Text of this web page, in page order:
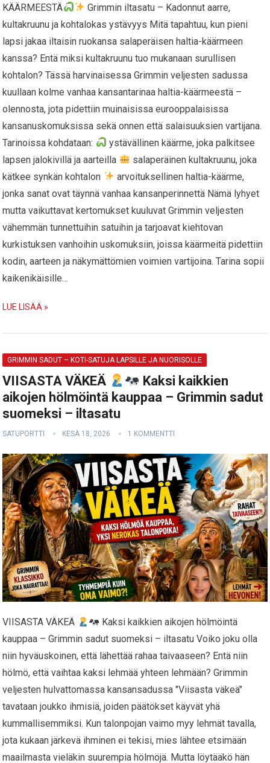
KÄÄRMEESTÄ
Grimmin iltasatu – Kadonnut aarre,
kultakruunu ja kohtalokas ystävyys Mitä tapahtuu, kun pieni
lapsi jakaa iltaisin ruokansa salaperäisen haltia-käärmeen
kanssa? Entä miksi kultakruunu tuo mukanaan surullisen
kohtalon? Tässä harvinaisessa Grimmin veljesten sadussa
kuullaan kolme vanhaa kansantarinaa haltia-käärmeestä –
olennosta, jota pidettiin muinaisissa eurooppalaisissa
kansanuskomuksissa sekä onnen että salaisuuksien vartijana.
Tarinoissa kohdataan:
ystävällinen käärme, joka palkitsee
lapsen jalokivillä ja aarteilla
salaperäinen kultakruunu, joka
kätkee synkän kohtalon
arvoituksellinen haltia-käärme,
jonka sanat ovat täynnä vanhaa kansanperinnettä Nämä lyhyet
mutta vaikuttavat kertomukset kuuluvat Grimmin veljesten
vähemmän tunnettuihin satuihin ja tarjoavat kiehtovan
kurkistuksen vanhoihin uskomuksiin, joissa käärmeitä pidettiin
kodin, aarteen ja näkymättömien voimien vartijoina. Tarina sopii
kaikenikäisille…
LUE LISÄÄ »
GRIMMIN SADUT – KOTI-SATUJA LAPSILLE JA NUORISOLLE
VIISASTA VÄKEÄ
Kaksi kaikkien
aikojen hölmöintä kauppaa – Grimmin sadut
suomeksi – iltasatu
SATUPORTTI KESÄ 18, 2026 1 KOMMENTTI
VIISASTA VÄKEÄ
Kaksi kaikkien aikojen hölmöintä
kauppaa – Grimmin sadut suomeksi – iltasatu Voiko joku olla
niin hyväuskoinen, että lähettää rahaa taivaaseen? Entä niin
hölmö, että vaihtaa kaksi lehmää yhteen lehmään? Grimmin
veljesten hulvattomassa kansansadussa "Viisasta väkeä"
tavataan joukko ihmisiä, joiden päätökset käyvät yhä
kummallisemmiksi. Kun talonpojan vaimo myy lehmät tavalla,
jota kukaan järkevä ihminen ei tekisi, mies lähtee etsimään
maailmasta vieläkin suurempia hölmöjä. Mutta löytääkö hän